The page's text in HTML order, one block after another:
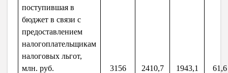
поступившая в
бюджет в связи с
предоставлением
налогоплательщикам
налоговых льгот,
млн. руб.
3156 2410,7 1943,1 61,6